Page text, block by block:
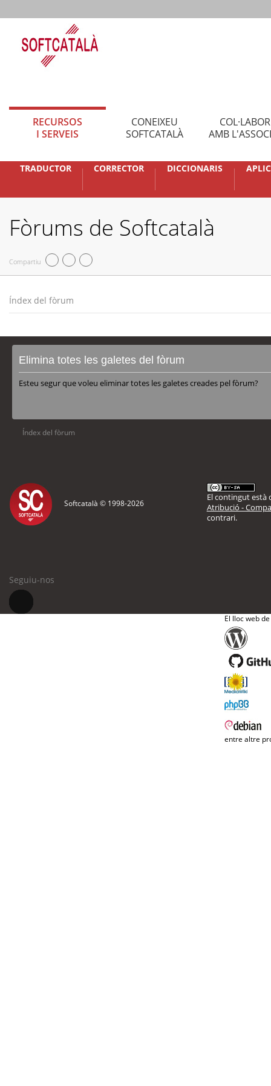
RECURSOS
I SERVEIS
CONEIXEU
SOFTCATALÀ
AMB
TRADUCTOR CORRECTOR DICCIONARIS
Fòrums de Softcatalà
Compartiu
Índex del fòrum
Elimina totes les galetes del fòrum
Esteu segur que voleu eliminar totes les galetes creades pel fòrum?
Índex del fòrum
Softcatalà © 1998-2026
El contingut està
Atribució -
contrari.
Seguiu-nos
El lloc web
entre altre